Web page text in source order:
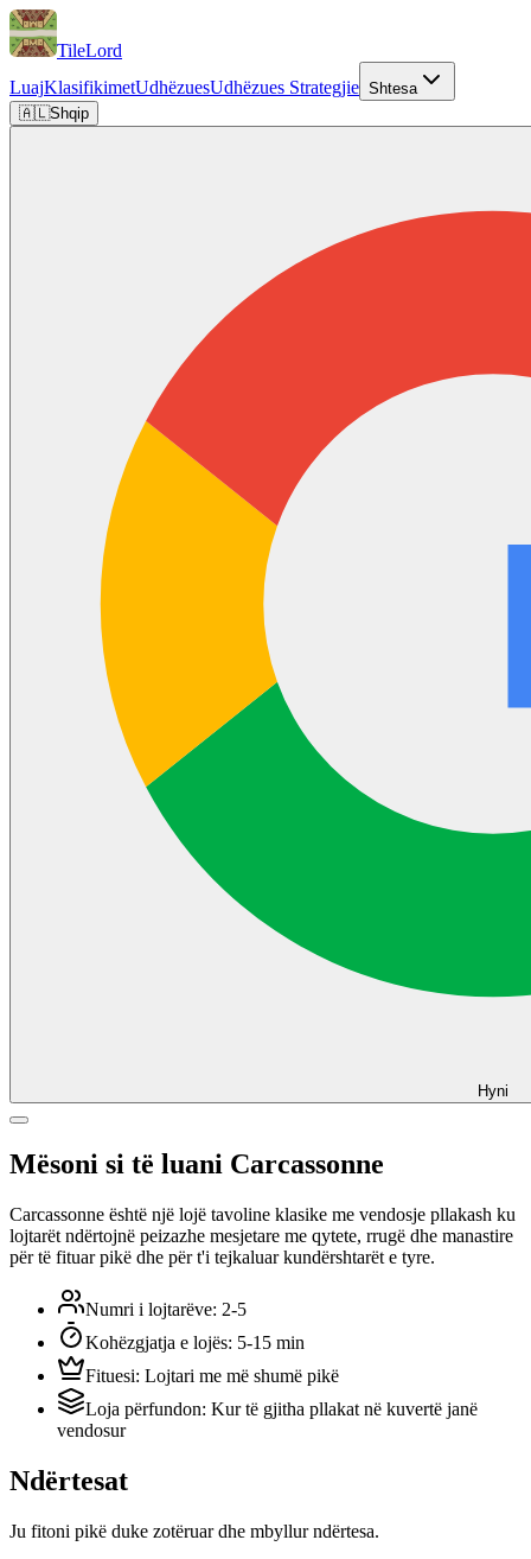
TileLord
LuajKlasifikimetUdhëzuesUdhëzues Strategjie Shtesa
🇦🇱Shqip
Hyni
Mësoni si të luani Carcassonne
Carcassonne është një lojë tavoline klasike me vendosje pllakash ku
lojtarët ndërtojnë peizazhe mesjetare me qytete, rrugë dhe manastire
për të fituar pikë dhe për t'i tejkaluar kundërshtarët e tyre.
Numri i lojtarëve: 2-5
Kohëzgjatja e lojës: 5-15 min
Fituesi: Lojtari me më shumë pikë
Loja përfundon: Kur të gjitha pllakat në kuvertë janë
vendosur
Ndërtesat
Ju fitoni pikë duke zotëruar dhe mbyllur ndërtesa.